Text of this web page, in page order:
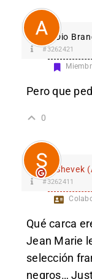
Dio
#3262421
Pero que
0
Shevek
#3262411
Qué carca
Jean Marie
selección
negros…